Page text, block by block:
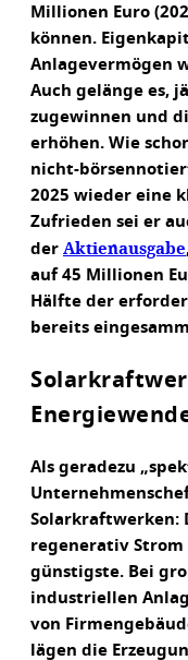
Millionen Euro
können.
Anlagevermögen
Auch gelänge es,
zugewinnen und
erhöhen. Wie
nicht-
2025 wieder eine
Zufrieden sei er
der Aktienausgabe
auf 45 Millionen
Hälfte der
bereits
Als geradezu
Solarkraftwerken:
regenerativ Strom
günstigste. Bei
industriellen
von
lägen die